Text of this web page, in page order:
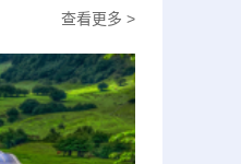
查看更多 >